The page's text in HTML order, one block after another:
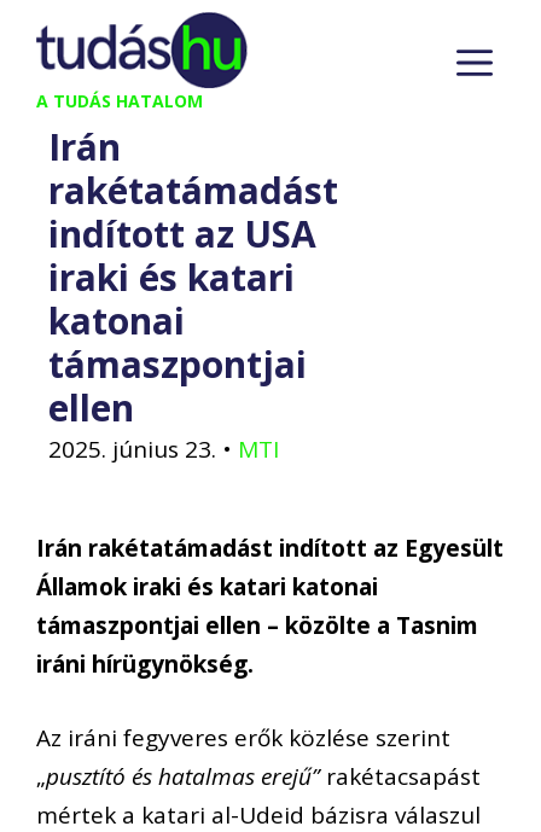
Kilépés
tartalomba
A TUDÁS HATALOM
Irán
rakétatámadást
indított az USA
iraki és katari
katonai
támaszpontjai
ellen
2025. június 23. • MTI
Irán rakétatámadást indított az Egyesült
Államok iraki és katari katonai
támaszpontjai ellen – közölte a Tasnim
iráni hírügynökség.
Az iráni fegyveres erők közlése szerint
„pusztító és hatalmas erejű”rakétacsapást
mértek a katari al-Udeid bázisra válaszul